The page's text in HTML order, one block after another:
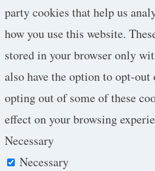
party cookies that help us
how you use this website.
stored in your browser only
also have the option to opt-
opting out of some of these
effect on your browsing
Necessary
Necessary